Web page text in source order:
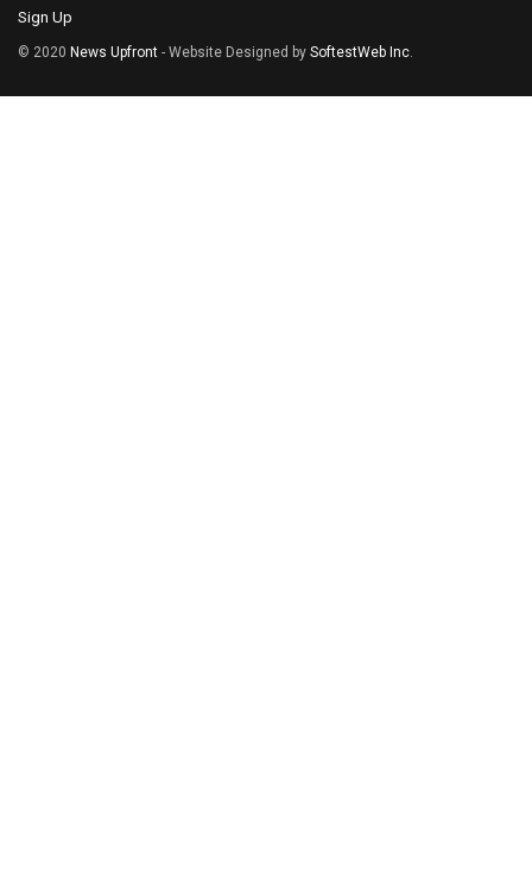
Sign Up
© 2020 News Upfront - Website Designed by SoftestWeb Inc